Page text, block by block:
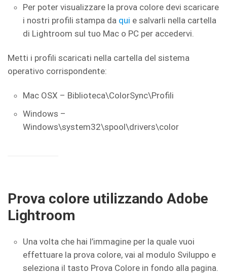
Per poter visualizzare la prova colore devi scaricare
i nostri profili stampa da qui e salvarli nella cartella
di Lightroom sul tuo Mac o PC per accedervi.
Metti i profili scaricati nella cartella del sistema
operativo corrispondente:
Mac OSX – Biblioteca\ColorSync\Profili
Windows –
Windows\system32\spool\drivers\color
Prova colore utilizzando Adobe
Lightroom
Una volta che hai l’immagine per la quale vuoi
effettuare la prova colore, vai al modulo Sviluppo e
seleziona il tasto Prova Colore in fondo alla pagina.